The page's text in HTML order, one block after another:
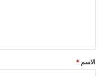
ق
*
الاسم *